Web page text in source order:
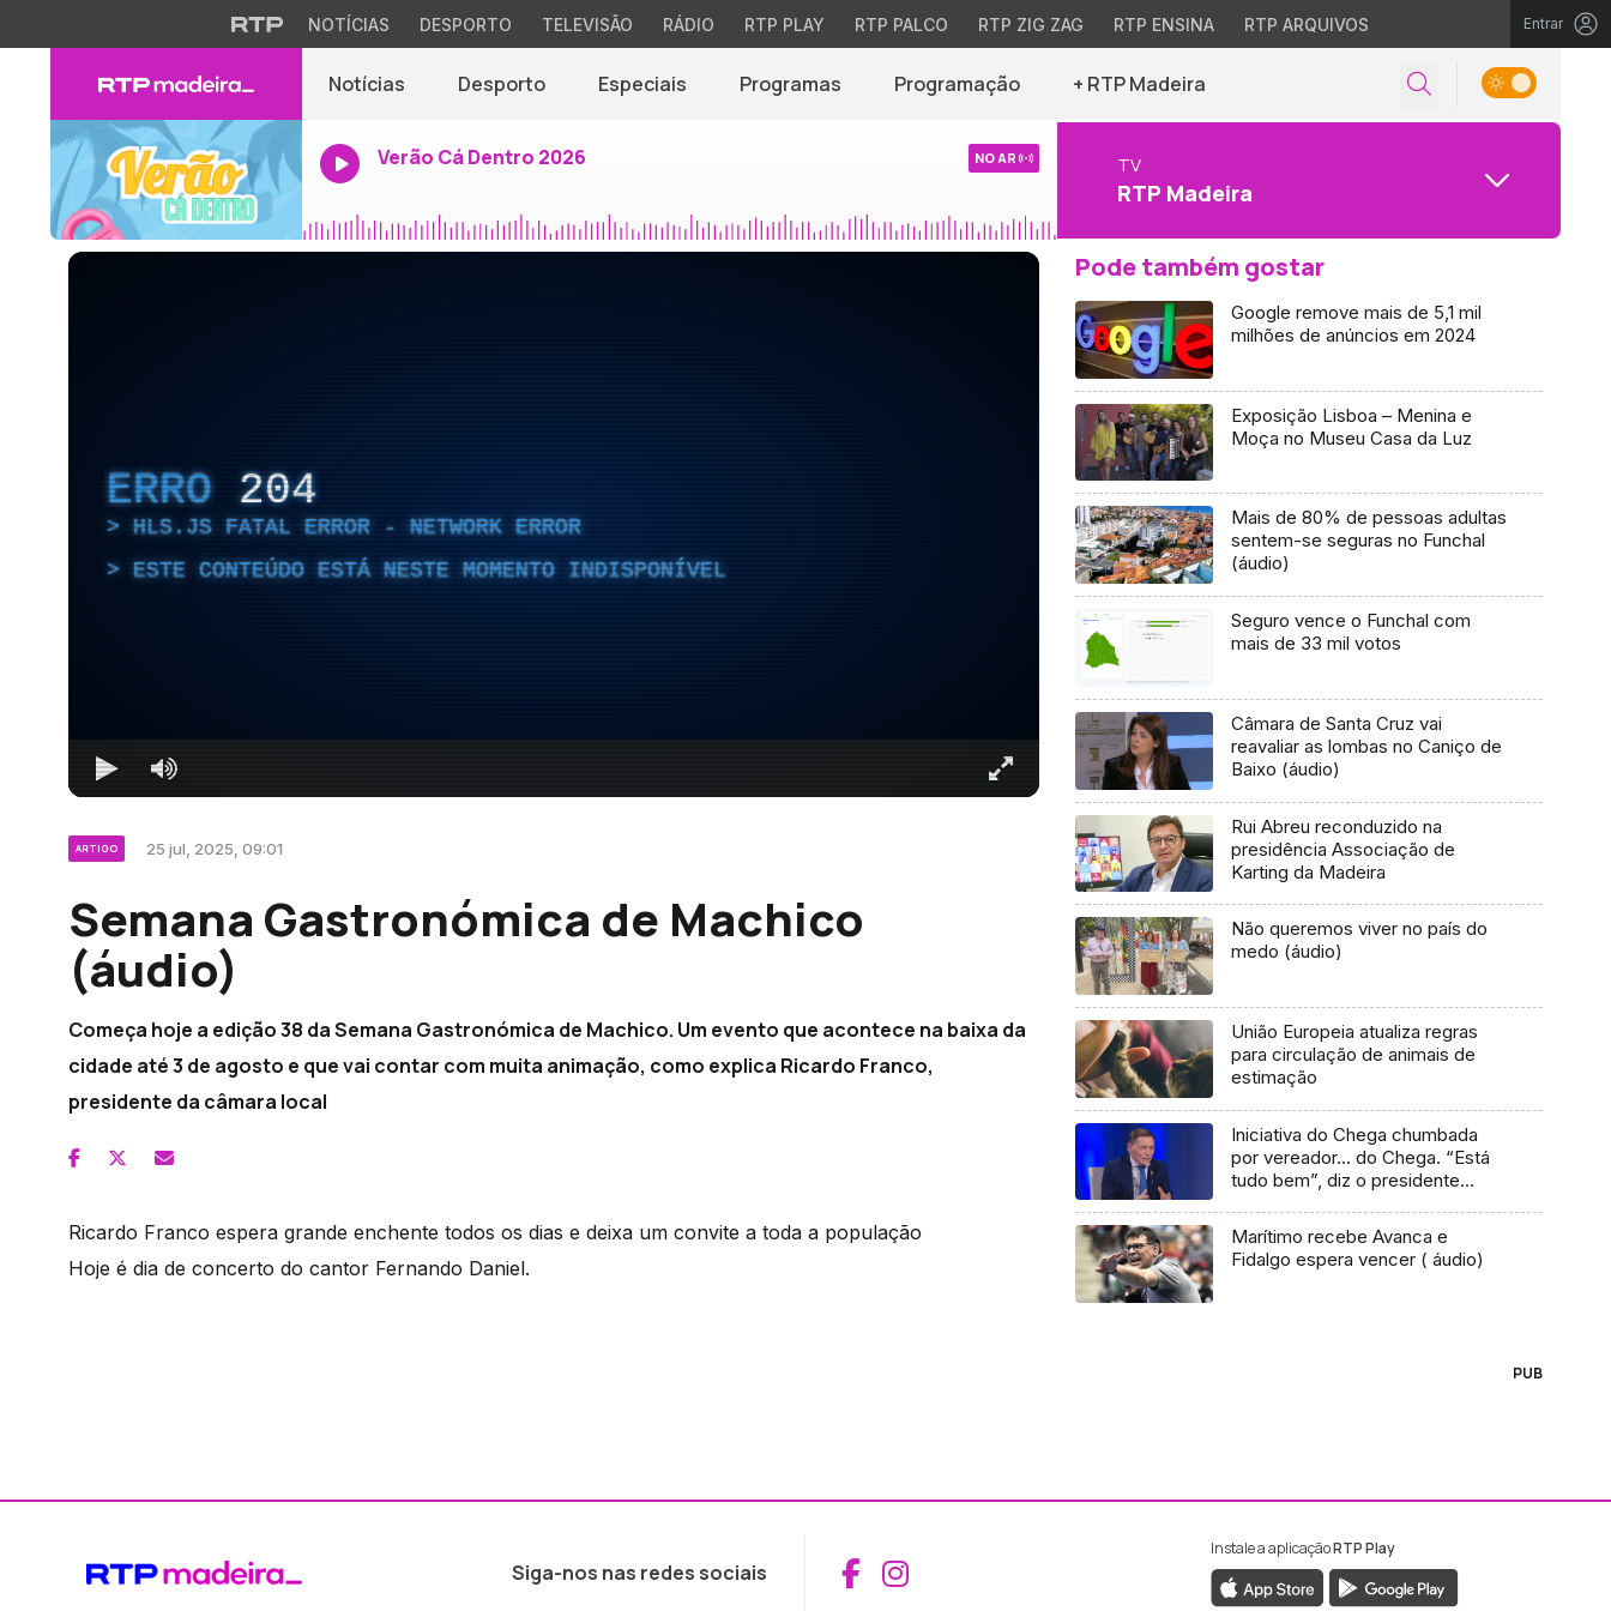
NOTÍCIAS DESPORTO TELEVISÃO RÁDIO RTP PLAY RTP PALCO RTP ZIG ZAG RTP ENSINA RTP ARQUIVOS Entrar
Notícias Desporto Especiais Programas Programação + RTP Madeira
Verão Cá Dentro 2026 NO AR TV
RTP Madeira
ERRO 204
HLS.JS FATAL ERROR - NETWORK ERROR
ESTE CONTEÚDO ESTÁ NESTE MOMENTO INDISPONÍVEL
ARTIGO 25 jul, 2025, 09:01
Semana Gastronómica de Machico
(áudio)
Começa hoje a edição 38 da Semana Gastronómica de Machico. Um evento que acontece na baixa da
cidade até 3 de agosto e que vai contar com muita animação, como explica Ricardo Franco,
presidente da câmara local
Ricardo Franco espera grande enchente todos os dias e deixa um convite a toda a população
Hoje é dia de concerto do cantor Fernando Daniel.
Pode também gostar
Google remove mais de 5,1 mil
milhões de anúncios em 2024
Exposição Lisboa – Menina e
Moça no Museu Casa da Luz
Mais de 80% de pessoas adultas
sentem-se seguras no Funchal
(áudio)
Seguro vence o Funchal com
mais de 33 mil votos
Câmara de Santa Cruz vai
reavaliar as lombas no Caniço de
Baixo (áudio)
Rui Abreu reconduzido na
presidência Associação de
Karting da Madeira
Não queremos viver no país do
medo (áudio)
União Europeia atualiza regras
para circulação de animais de
estimação
Iniciativa do Chega chumbada
por vereador… do Chega. “Está
tudo bem”, diz o presidente
Marítimo recebe Avanca e
Fidalgo espera vencer ( áudio)
PUB
Siga-nos nas redes sociais Aceder ao Facebook da RTP Madeira
Aceder ao Instagram da RTP Madeira
Instale a aplicaçãoRTP Play